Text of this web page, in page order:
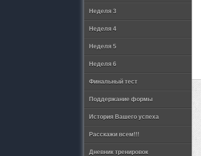
Неделя 3
Неделя 4
Неделя 5
Неделя 6
Финальный тест
Поддержание формы
История Вашего успеха
Расскажи всем!!!
Дневник тренировок